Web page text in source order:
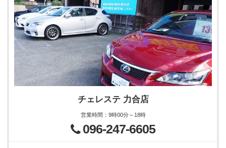
チェレステ 力合店
営業時間 ： 9時00分～18時
096-247-6605